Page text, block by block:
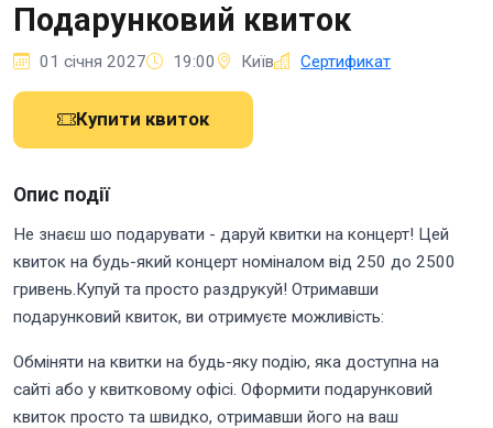
Подарунковий квиток
01 січня 2027 19:00 Київ Сертификат
Купити квиток
Опис події
Не знаєш шо подарувати - даруй квитки на концерт! Цей
квиток на будь-який концерт номіналом від 250 до 2500
гривень.Купуй та просто раздрукуй! Отримавши
подарунковий квиток, ви отримуєте можливість:
Обміняти на квитки на будь-яку подію, яка доступна на
сайті або у квитковому офісі. Оформити подарунковий
квиток просто та швидко, отримавши його на ваш